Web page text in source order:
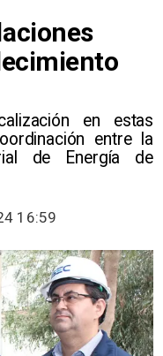
en estas
entre la
de Energía de
16:59